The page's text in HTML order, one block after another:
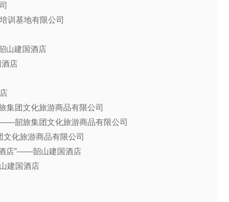
训基地有限公司
山建国酒店
店
集团文化旅游商品有限公司
韶旅集团文化旅游商品有限公司
化旅游商品有限公司
店”——韶山建国酒店
建国酒店